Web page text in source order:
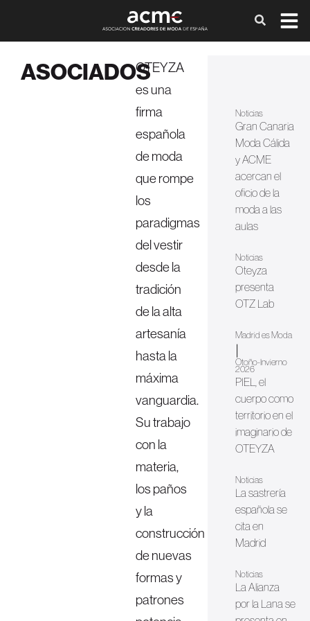
ASOCIADOSOTEYZA
es una
firma
española
de moda
que rompe
los
paradigmas
del vestir
desde la
tradición
de la alta
artesanía
hasta la
máxima
vanguardia.
Su trabajo
con la
materia,
los paños
y la
construcción
de nuevas
formas y
patrones
Noticias
Gran Canaria
Moda Cálida
y ACME
acercan el
oficio de la
moda a las
aulas
Noticias
Oteyza
presenta
OTZ Lab
Madrid es Moda
Otoño-Invierno
2026
PIEL, el
cuerpo como
territorio en el
imaginario de
OTEYZA
Noticias
La sastrería
española se
cita en
Madrid
Noticias
La Alianza
por la Lana se